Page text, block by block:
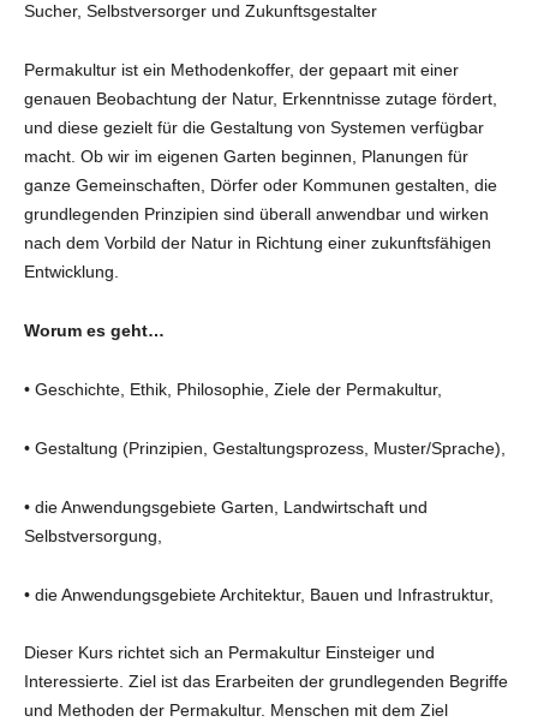
Sucher, Selbstversorger und Zukunftsgestalter
Permakultur ist ein Methodenkoffer, der gepaart mit einer
genauen Beobachtung der Natur, Erkenntnisse zutage fördert,
und diese gezielt für die Gestaltung von Systemen verfügbar
macht. Ob wir im eigenen Garten beginnen, Planungen für
ganze Gemeinschaften, Dörfer oder Kommunen gestalten, die
grundlegenden Prinzipien sind überall anwendbar und wirken
nach dem Vorbild der Natur in Richtung einer zukunftsfähigen
Entwicklung.
Worum es geht…
• Geschichte, Ethik, Philosophie, Ziele der Permakultur,
• Gestaltung (Prinzipien, Gestaltungsprozess, Muster/Sprache),
• die Anwendungsgebiete Garten, Landwirtschaft und
Selbstversorgung,
• die Anwendungsgebiete Architektur, Bauen und Infrastruktur,
Dieser Kurs richtet sich an Permakultur Einsteiger und
Interessierte. Ziel ist das Erarbeiten der grundlegenden Begriffe
und Methoden der Permakultur. Menschen mit dem Ziel